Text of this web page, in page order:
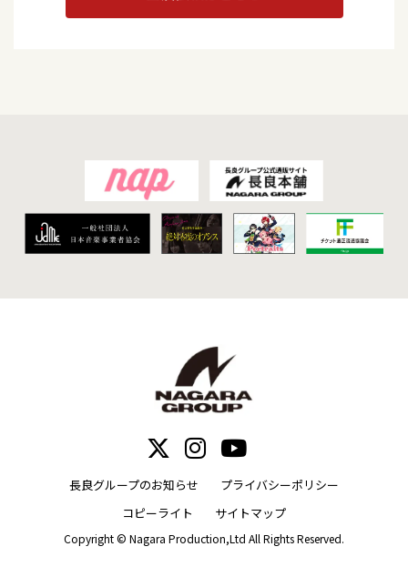
長良グループのお知らせ
プライバシーポリシー
コピーライト
サイトマップ
Copyright © Nagara Production,Ltd All Rights Reserved.